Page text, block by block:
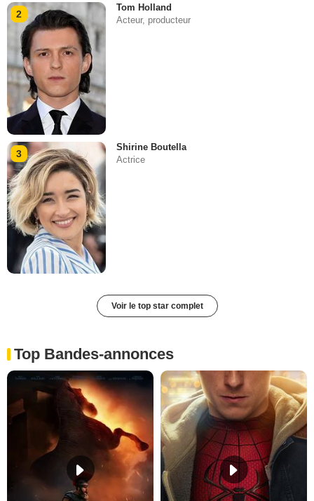
2
Tom Holland
Acteur, producteur
3
Shirine Boutella
Actrice
Voir le top star complet
Top Bandes-annonces